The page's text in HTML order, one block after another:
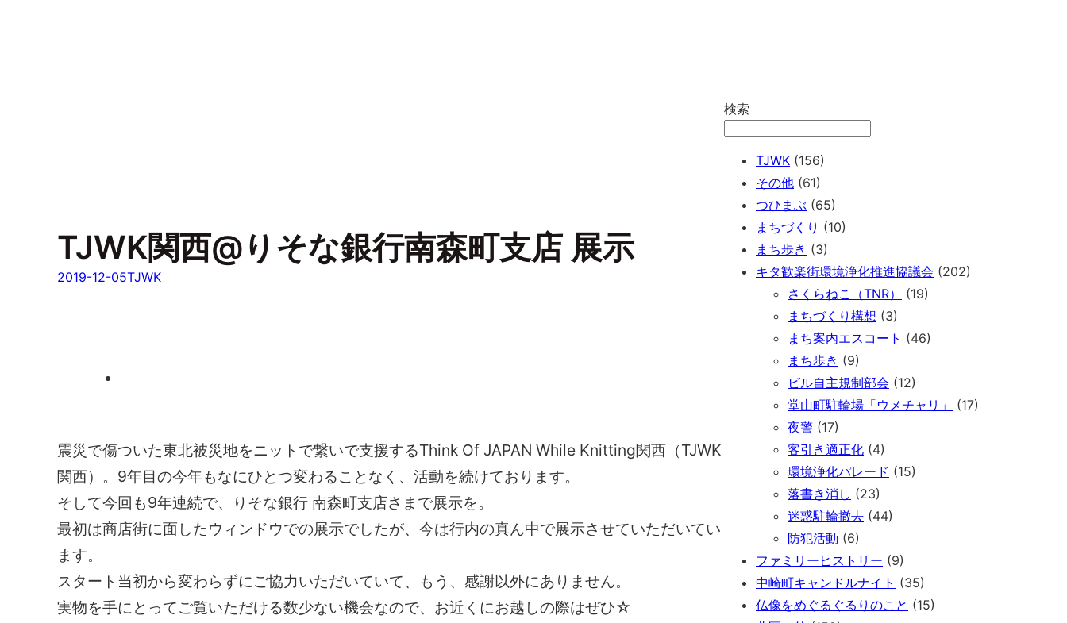
TJWK関西@りそな銀行南森町支店 展示
2019-12-05TJWK
震災で傷ついた東北被災地をニットで繋いで支援するThink Of JAPAN While Knitting関西（TJWK
関西）。9年目の今年もなにひとつ変わることなく、活動を続けております。
そして今回も9年連続で、りそな銀行 南森町支店さまで展示を。
最初は商店街に面したウィンドウでの展示でしたが、今は行内の真ん中で展示させていただいてい
ます。
スタート当初から変わらずにご協力いただいていて、もう、感謝以外にありません。
実物を手にとってご覧いただける数少ない機会なので、お近くにお越しの際はぜひ☆
検索
TJWK (156)
その他 (61)
つひまぶ (65)
まちづくり (10)
まち歩き (3)
キタ歓楽街環境浄化推進協議会 (202)
さくらねこ（TNR）
(19)
まちづくり構想 (3)
まち案内エスコート (46)
まち歩き (9)
ビル自主規制部会 (12)
堂山町駐輪場「ウメチャリ」
(17)
夜警 (17)
客引き適正化 (4)
環境浄化パレード (15)
落書き消し (23)
迷惑駐輪撤去 (44)
防犯活動 (6)
ファミリーヒストリー (9)
中崎町キャンドルナイト (35)
仏像をめぐるぐるりのこと (15)